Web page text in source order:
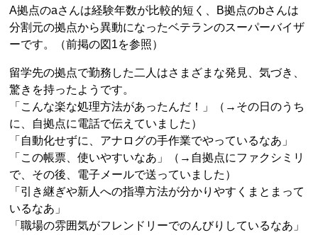
A拠点のaさんは経験年数が比較的短く、B拠点のbさんは
分割元の拠点から異動になったベテランのスーパーバイザ
ーです。（前掲の図1を参照）
留学先の拠点で勤務した二人はさまざまな発見、気づき、
驚きを持ったようです。
「こんな楽な処理方法があったんだ！」（→その日のうち
に、自拠点に電話で伝えていました）
「自動化せずに、アナログの手作業でやっているなあ」
「この帳票、使いやすいなあ」（→自拠点にファクシミリ
で、その後、電子メールで送っていました）
「引き継ぎや新人への指導方法が分かりやすくまとまって
いるなあ」
「職場の雰囲気がフレンドリーでのんびりしているなあ」